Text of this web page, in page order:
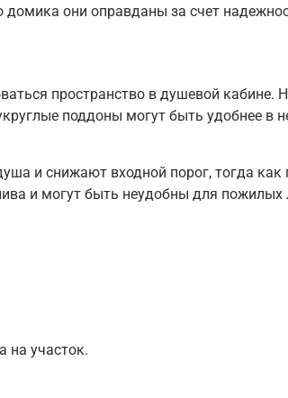
домика они оправданы за счет
пространство в душевой кабине.
поддоны могут быть удобнее в
и снижают входной порог, тогда как
и могут быть неудобны для пожилых
на участок.